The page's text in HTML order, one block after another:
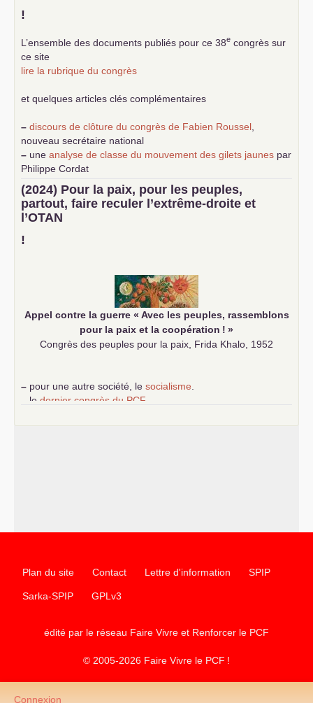
!
L’ensemble des documents publiés pour ce 38e congrès sur
ce site
lire la rubrique du congrès
et quelques articles clés complémentaires
– discours de clôture du congrès de Fabien Roussel
nouveau secrétaire national
– une analyse de classe du mouvement des gilets jaunes par
Philippe Cordat
–
un texte de Jean-Claude Delaunay
le marxisme est la
science sociale de notre temps
–un appel proposé aux partis communistes et ouvrier
d’Europe
–
(2024) Pour la paix, pour les peuples,
partout, faire reculer l’extrême-droite et
l’OTAN
!
Appel contre la guerre « Avec les peuples, rassemblons
pour la paix et la coopération ! »
Congrès des peuples pour la paix, Frida Khalo, 1952
– pour une autre société, le socialisme
le dernier congrès du PCF
Plan du site Contact Lettre d'information SPIP
Sarka-SPIP GPLv3
édité par le réseau Faire Vivre et Renforcer le PCF
© 2005-2026 Faire Vivre le PCF !
Connexion